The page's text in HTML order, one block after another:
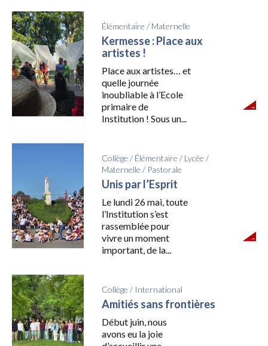
Élémentaire / Maternelle
Kermesse : Place aux
artistes !
Place aux artistes… et
quelle journée
inoubliable à l’Ecole
primaire de
Institution ! Sous un...
Collège / Élémentaire / Lycée /
Maternelle / Pastorale
Unis par l’Esprit
Le lundi 26 mai, toute
l’Institution s’est
rassemblée pour
vivre un moment
important, de la...
Collège / International
Amitiés sans frontières
Début juin, nous
avons eu la joie